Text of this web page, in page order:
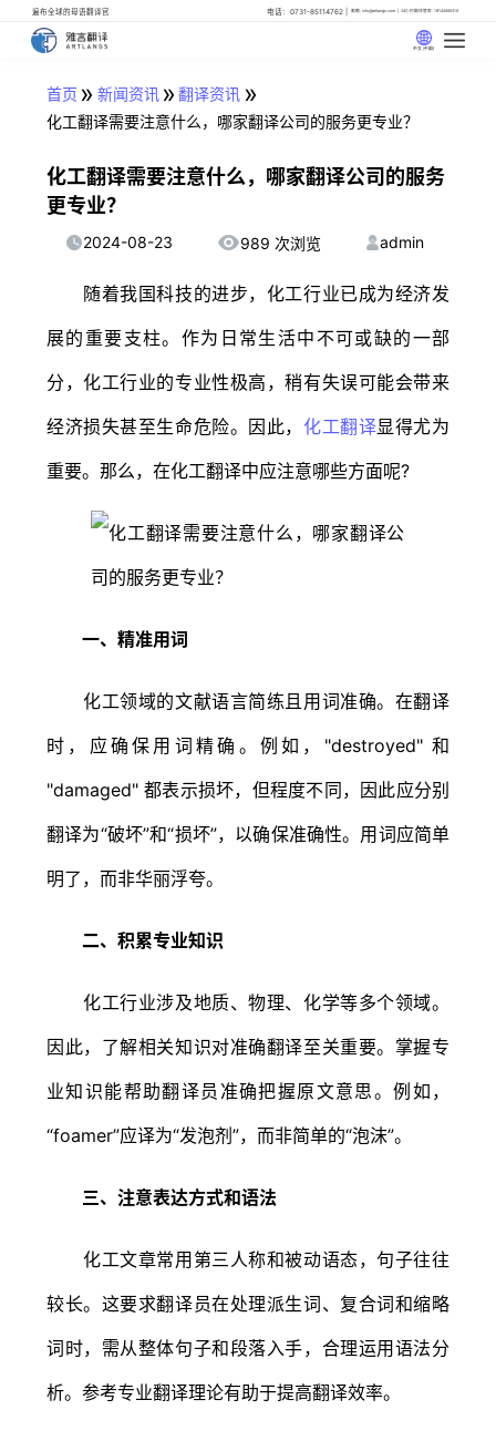
遍布全球的母语翻译官 电话：0731-85114762 邮箱: info@artlangs.com 24小时翻译管家: 18142666316
中文 (中国)
首页 » 新闻资讯» 翻译资讯 »
化工翻译需要注意什么，哪家翻译公司的服务更专业？
化工翻译需要注意什么，哪家翻译公司的服务
更专业？
2024-08-23 989 次浏览 admin
随着我国科技的进步，化工行业已成为经济发
展的重要支柱。作为日常生活中不可或缺的一部
分，化工行业的专业性极高，稍有失误可能会带来
经济损失甚至生命危险。因此， 化工翻译显得尤为
重要。那么，在化工翻译中应注意哪些方面呢?
一、精准用词
化工领域的文献语言简练且用词准确。在翻译
时，应确保用词精确。例如，"destroyed" 和
"damaged" 都表示损坏，但程度不同，因此应分别
翻译为“破坏”和“损坏”，以确保准确性。用词应简单
明了，而非华丽浮夸。
二、积累专业知识
化工行业涉及地质、物理、化学等多个领域。
因此，了解相关知识对准确翻译至关重要。掌握专
业知识能帮助翻译员准确把握原文意思。例如，
“foamer”应译为“发泡剂”，而非简单的“泡沫”。
三、注意表达方式和语法
化工文章常用第三人称和被动语态，句子往往
较长。这要求翻译员在处理派生词、复合词和缩略
词时，需从整体句子和段落入手，合理运用语法分
析。参考专业翻译理论有助于提高翻译效率。